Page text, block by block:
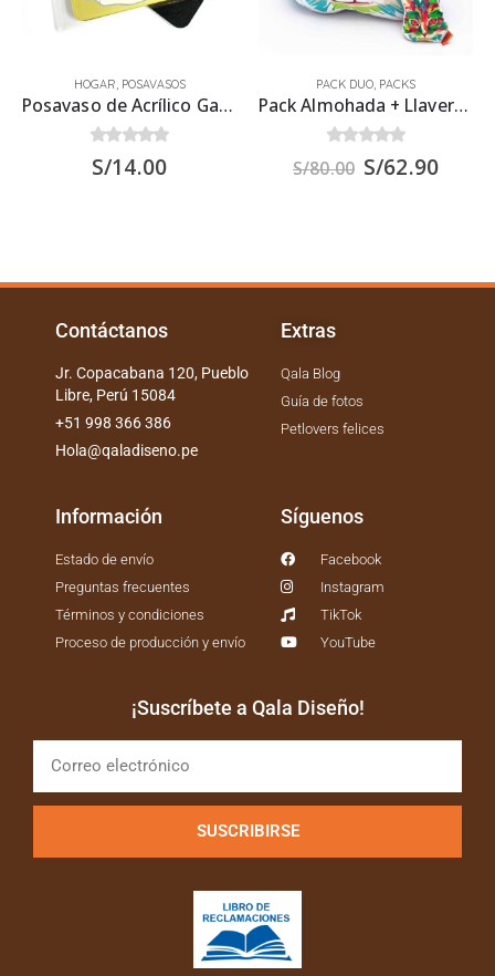
HOGAR POSAVASOS
Posavaso de Acrílico Gato Siamés 9.5×9.5 cms.
0out of 5
S/14.00
PACK DUO PACKS
Pack Almohada + Llavero de tela – Gato Arcoiris
out of 5
S/80.00 S/62.90
Contáctanos
Jr. Copacabana 120, Pueblo
Libre, Perú 15084
+51 998 366 386
Hola@qaladiseno.pe
Extras
Qala Blog
Guía de fotos
Petlovers felices
Información
Estado de envío
Preguntas frecuentes
Términos y condiciones
Proceso de producción y envío
Síguenos
Facebook
Instagram
TikTok
YouTube
¡Suscríbete a Qala Diseño!
SUSCRIBIRSE